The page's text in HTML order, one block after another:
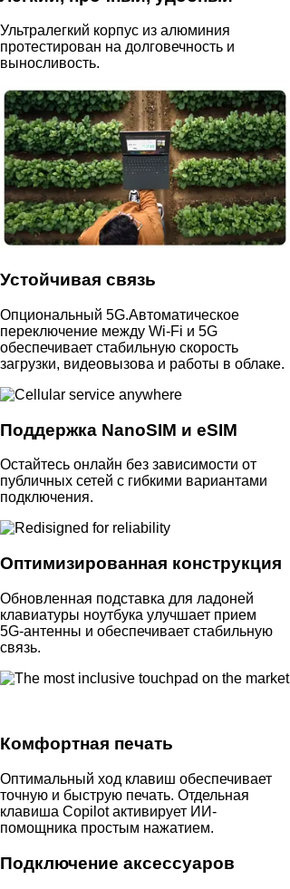
Ультралегкий корпус из алюминия
протестирован на долговечность и
выносливость.
Устойчивая связь
Опциональный 5G.Автоматическое
переключение между Wi‑Fi и 5G
обеспечивает стабильную скорость
загрузки, видеовызова и работы в облаке.
Поддержка NanoSIM и eSIM
Остайтесь онлайн без зависимости от
публичных сетей с гибкими вариантами
подключения.
Оптимизированная конструкция
Обновленная подставка для ладоней
клавиатуры ноутбука улучшает прием
5G‑антенны и обеспечивает стабильную
связь.
Комфортная печать
Оптимальный ход клавиш обеспечивает
точную и быструю печать. Отдельная
клавиша Copilot активирует ИИ-
помощника простым нажатием.
Подключение аксессуаров